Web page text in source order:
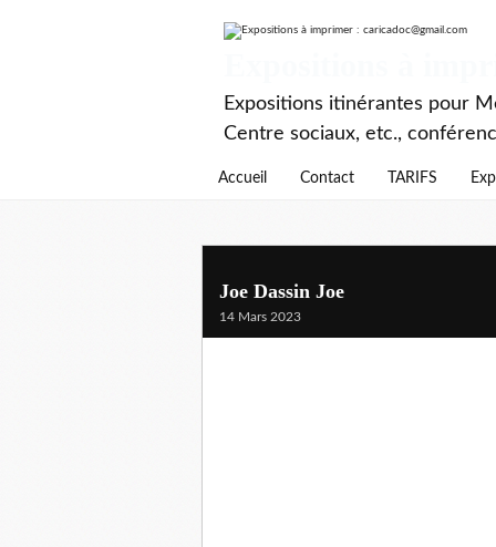
Expositions itinérantes pour
Centre sociaux, etc.,
Accueil Contact TARIFS
Joe Dassin Joe
14 Mars 2023